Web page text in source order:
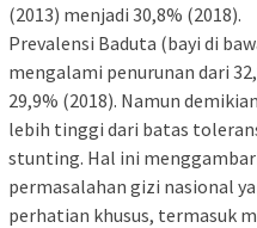
(2013) menjadi 30,8% (2018).
Prevalensi Baduta (bayi di
mengalami penurunan dari
29,9% (2018). Namun
lebih tinggi dari batas
stunting. Hal ini
permasalahan gizi nasional
perhatian khusus, termasuk